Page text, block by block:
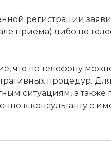
регистрации
приема) либо по
что по телефону
процедур.
ситуациям, а
к консультанту с